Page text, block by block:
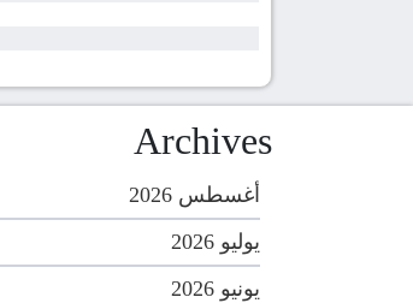
Archives
أغسطس 2026
يوليو 2026
يونيو 2026